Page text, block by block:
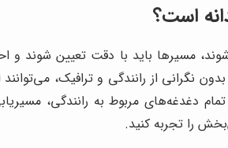
است؟
مسیرها باید با دقت تعیین شوند و
نگرانی از رانندگی و ترافیک،
دغدغه‌های مربوط به رانندگی،
را تجربه کنید.